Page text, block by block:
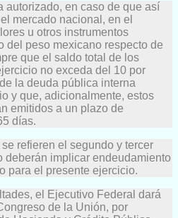
autorizado, en caso de que así
mercado nacional, en el
u otros instrumentos
del peso mexicano respecto de
que el saldo total de los
no exceda del 10 por
la deuda pública interna
y que, adicionalmente, estos
emitidos a un plazo de
días.
refieren el segundo y tercer
deberán implicar endeudamiento
para el presente ejercicio.
el Ejecutivo Federal dará
de la Unión, por